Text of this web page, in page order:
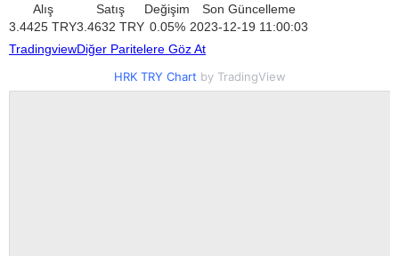
Alış
3.4425 TRY
Satış
3.4632 TRY
Değişim
0.05%
Son Güncelleme
2023-12-19 11:00:03
TradingviewDiğer Paritelere Göz At
HRK TRY Chart by TradingView